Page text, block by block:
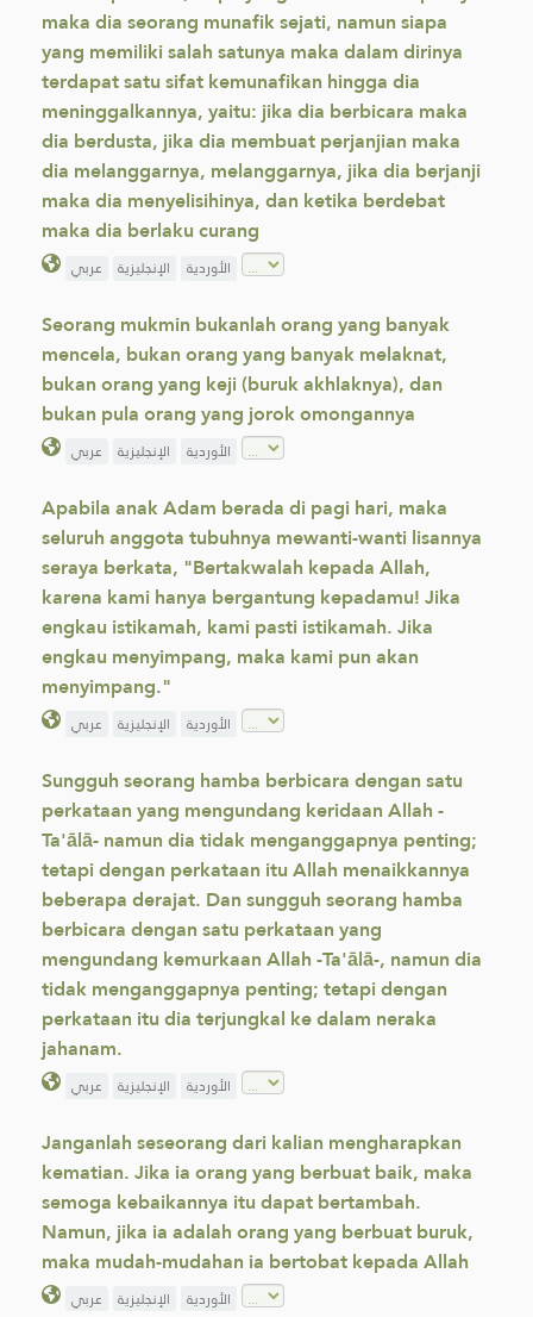
maka dia seorang munafik sejati, namun siapa
yang memiliki salah satunya maka dalam dirinya
terdapat satu sifat kemunafikan hingga dia
meninggalkannya, yaitu: jika dia berbicara maka
dia berdusta, jika dia membuat perjanjian maka
dia melanggarnya, melanggarnya, jika dia berjanji
maka dia menyelisihinya, dan ketika berdebat
maka dia berlaku curang
عربي الإنجليزية الأوردية
Seorang mukmin bukanlah orang yang banyak
mencela, bukan orang yang banyak melaknat,
bukan orang yang keji (buruk akhlaknya), dan
bukan pula orang yang jorok omongannya
عربي الإنجليزية الأوردية
Apabila anak Adam berada di pagi hari, maka
seluruh anggota tubuhnya mewanti-wanti lisannya
seraya berkata, "Bertakwalah kepada Allah,
karena kami hanya bergantung kepadamu! Jika
engkau istikamah, kami pasti istikamah. Jika
engkau menyimpang, maka kami pun akan
menyimpang."
عربي الإنجليزية الأوردية
Sungguh seorang hamba berbicara dengan satu
perkataan yang mengundang keridaan Allah -
Ta'ālā- namun dia tidak menganggapnya penting;
tetapi dengan perkataan itu Allah menaikkannya
beberapa derajat. Dan sungguh seorang hamba
berbicara dengan satu perkataan yang
mengundang kemurkaan Allah -Ta'ālā-, namun dia
tidak menganggapnya penting; tetapi dengan
perkataan itu dia terjungkal ke dalam neraka
jahanam.
عربي الإنجليزية الأوردية
Janganlah seseorang dari kalian mengharapkan
kematian. Jika ia orang yang berbuat baik, maka
semoga kebaikannya itu dapat bertambah.
Namun, jika ia adalah orang yang berbuat buruk,
maka mudah-mudahan ia bertobat kepada Allah
عربي الإنجليزية الأوردية